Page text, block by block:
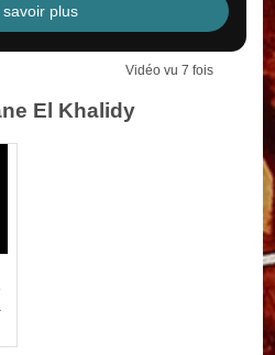
savoir plus
Vidéo vu 7 fois
El Khalidy